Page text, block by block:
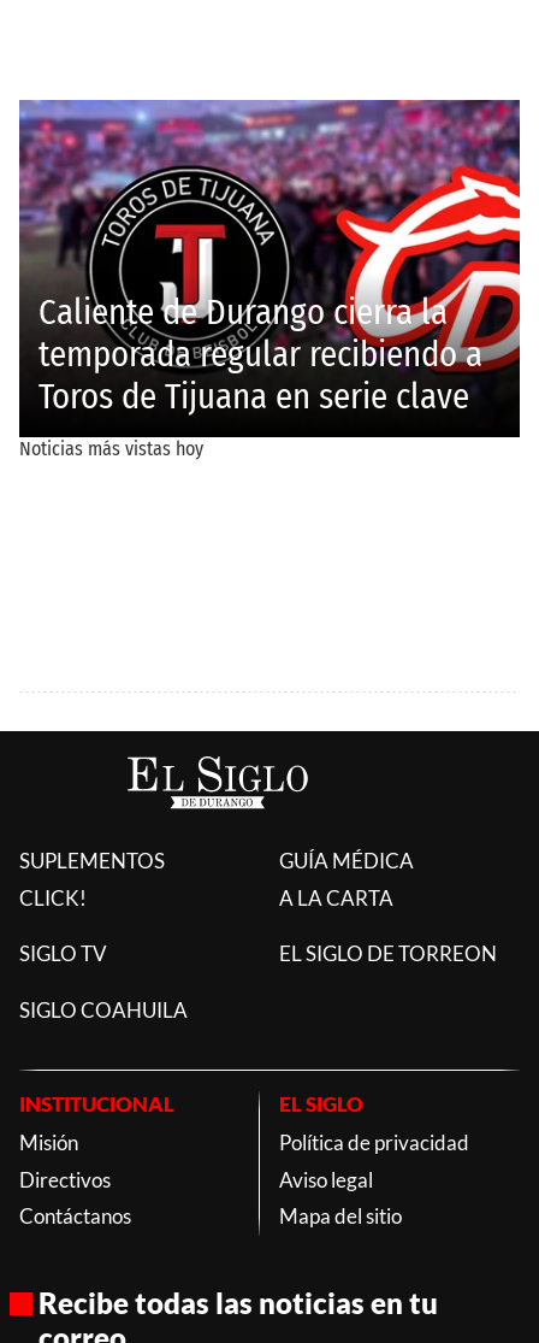
SUPLEMENTOS
CLICK!
GUÍA MÉDICA
A LA CARTA
SIGLO TV EL SIGLO DE TORREON
SIGLO COAHUILA
INSTITUCIONAL
Misión
Directivos
Contáctanos
EL SIGLO
Política de privacidad
Aviso legal
Mapa del sitio
Recibe todas las noticias en tu